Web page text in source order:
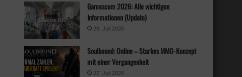
Gamescom 2026: Alle wichtigen
Informationen (Update)
29. Juli 2026
Soulbound: Online – Starkes MMO-Konzept
mit einer Vergangenheit
27. Juli 2026